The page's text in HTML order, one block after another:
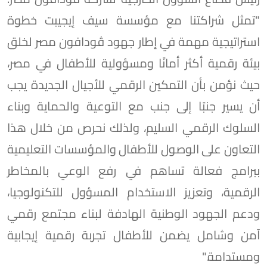
"تمثل شراكتنا مع مؤسسة سيف إيجيبت خطوة
استراتيجية مهمة في إطار جهود ڤودافون مصر لخلق
بيئة رقمية أكثر أمانًا ومسؤولية للأطفال في مصر،
حيث نؤمن بأن التمكين الرقمي للأجيال الجديدة يجب
أن يسير جنبًا إلى جنب مع التوعية والحماية وبناء
السلوك الرقمي السليم، ولذلك نحرص من خلال هذا
التعاون على الوصول للأطفال والمؤسسات التعليمية
ببرامج فعالة تساهم في رفع الوعي بالمخاطر
الرقمية، وتعزيز الاستخدام المسؤول للتكنولوجيا،
ودعم الجهود الوطنية الهادفة لبناء مجتمع رقمي
آمن وشامل يضمن للأطفال تجربة رقمية إيجابية
ومستدامة."